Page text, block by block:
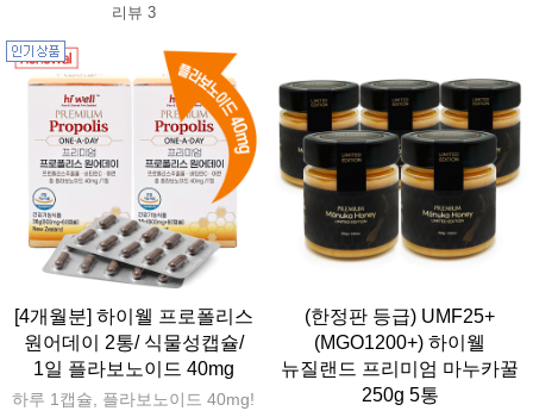
리뷰 3
[4개월분] 하이웰 프로폴리스
원어데이 2통/ 식물성캡슐/
1일 플라보노이드 40mg
하루 1캡슐, 플라보노이드 40mg!
(한정판 등급) UMF25+
(MGO1200+) 하이웰
뉴질랜드 프리미엄 마누카꿀
250g 5통